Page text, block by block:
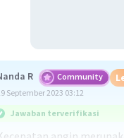
R Community
September 2023 03:12
Jawaban terverifikasi